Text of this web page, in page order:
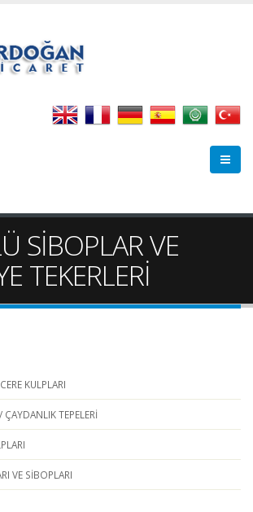
SİBOPLAR VE
TEKERLERİ
KULPLARI
ÇAYDANLIK TEPELERİ
VE SİBOPLARI